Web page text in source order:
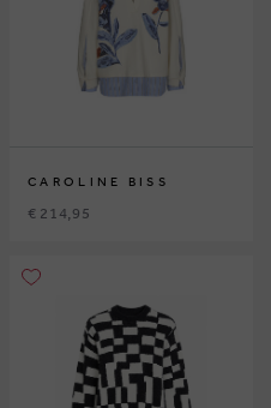
CAROLINE BISS
€ 214,95